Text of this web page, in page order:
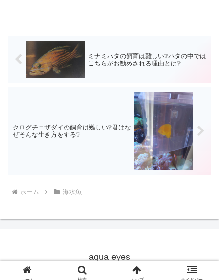
ミナミハタの飼育は難しい❔ハタの中では
こちらがお勧めされる理由とは❔
クログチニザダイの飼育は難しい❔君はな
ぜそんな生き方をする❔
ホーム 海水魚
aqua-eyes
© 2019 aqua-eyes.